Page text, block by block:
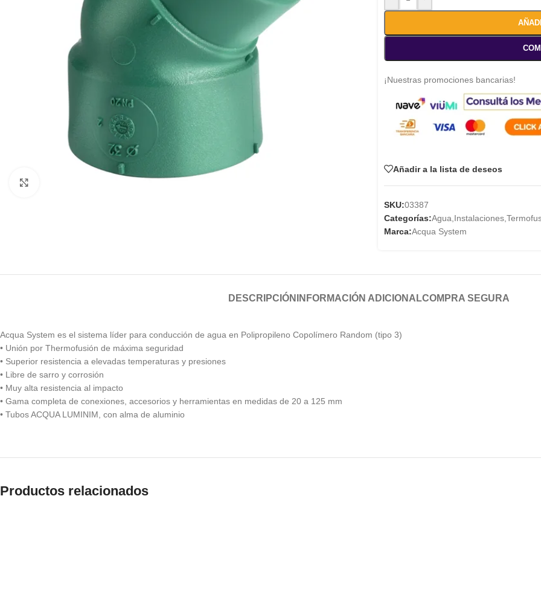
¡Nuestras promociones bancarias!
Añadir a la lista de deseos
SKU:03387
Categorías:Agua Instalaciones,
Marca:Acqua System
DESCRIPCIÓN INFORMACIÓN ADICIONALCOMPRA SEGURA
Acqua System es el sistema líder para conducción de agua en Polipropileno Copolímero Random (tipo 3)
• Unión por Thermofusión de máxima seguridad
• Superior resistencia a elevadas temperaturas y presiones
• Libre de sarro y corrosión
• Muy alta resistencia al impacto
• Gama completa de conexiones, accesorios y herramientas en medidas de 20 a 125 mm
• Tubos ACQUA LUMINIM, con alma de aluminio
Productos relacionados